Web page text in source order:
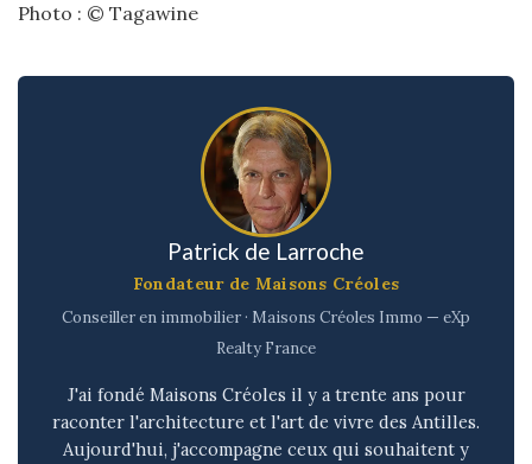
Photo : © Tagawine
Patrick de Larroche
Fondateur de Maisons Créoles
Conseiller en immobilier · Maisons Créoles Immo — eXp
Realty France
J'ai fondé Maisons Créoles il y a trente ans pour
raconter l'architecture et l'art de vivre des Antilles.
Aujourd'hui, j'accompagne ceux qui souhaitent y